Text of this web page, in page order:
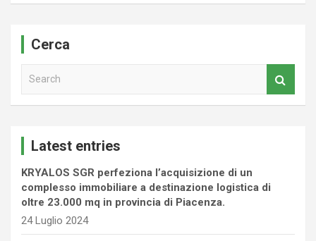
Cerca
Latest entries
KRYALOS SGR perfeziona l’acquisizione di un
complesso immobiliare a destinazione logistica di
oltre 23.000 mq in provincia di Piacenza.
24 Luglio 2024